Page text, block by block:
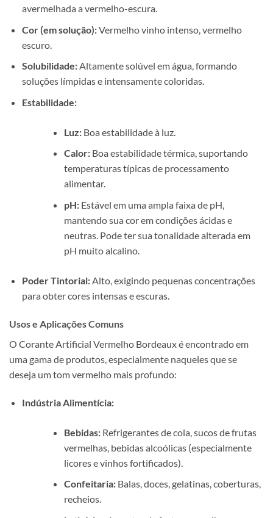
avermelhada a vermelho-escura.
Cor (em solução):Vermelho vinho intenso, vermelho
escuro.
Solubilidade:Altamente solúvel em água, formando
soluções límpidas e intensamente coloridas.
Estabilidade:
Luz:Boa estabilidade à luz.
Calor:Boa estabilidade térmica, suportando
temperaturas típicas de processamento
alimentar.
pH:Estável em uma ampla faixa de pH,
mantendo sua cor em condições ácidas e
neutras. Pode ter sua tonalidade alterada em
pH muito alcalino.
Poder Tintorial:Alto, exigindo pequenas concentrações
para obter cores intensas e escuras.
Usos e Aplicações Comuns
O Corante Artificial Vermelho Bordeaux é encontrado em
uma gama de produtos, especialmente naqueles que se
deseja um tom vermelho mais profundo:
Indústria Alimentícia:
Bebidas:Refrigerantes de cola, sucos de frutas
vermelhas, bebidas alcoólicas (especialmente
licores e vinhos fortificados).
Confeitaria:Balas, doces, gelatinas, coberturas,
recheios.